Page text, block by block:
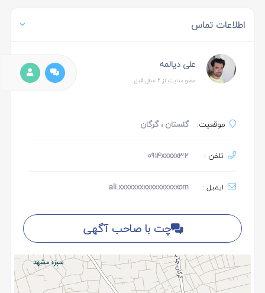
اطلاعات تماس
علی دیالمه
عضو سایت از 2 سال قبل
موقعیت: گلستان، گرگان
تلفن : 0914xxxxx32
ایمیل : ali.xxxxxxxxxxxxxxxxxom
چت با صاحب آگهی